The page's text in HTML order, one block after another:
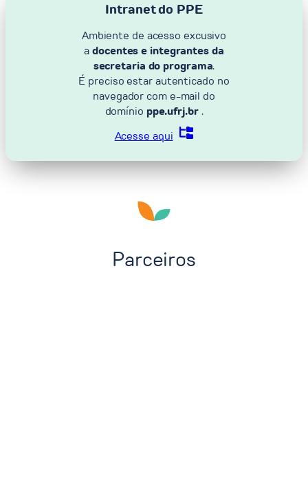
Intranet do PPE
Ambiente de acesso excusivo
adocentes e integrantes da
secretaria do programa.
É preciso estar autenticado no
navegador com e-mail do
domínio ppe.ufrj.br.
Acesse aqui
Parceiros